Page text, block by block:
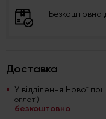
Безкоштовна
Доставка
У відділення Нової
оплаті)
безкоштовно